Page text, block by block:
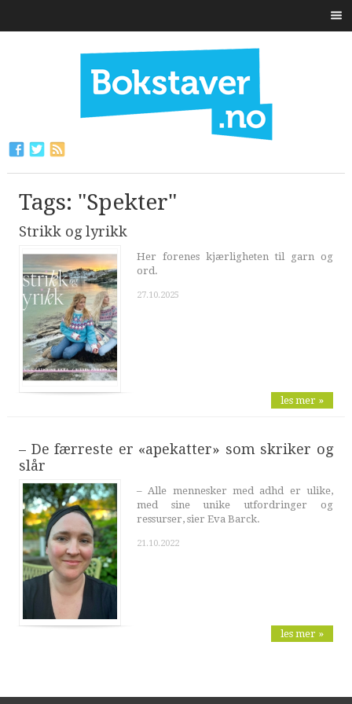
Tags: "Spekter"
Strikk og lyrikk
Her forenes kjærligheten til garn og
ord.
27.10.2025
les mer »
– De færreste er «apekatter» som skriker og
slår
– Alle mennesker med adhd er ulike,
med sine unike utfordringer og
ressurser, sier Eva Barck.
21.10.2022
les mer »